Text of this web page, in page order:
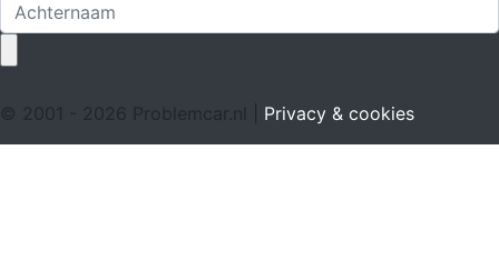
© 2001 - 2026 Problemcar.nl | Privacy & cookies